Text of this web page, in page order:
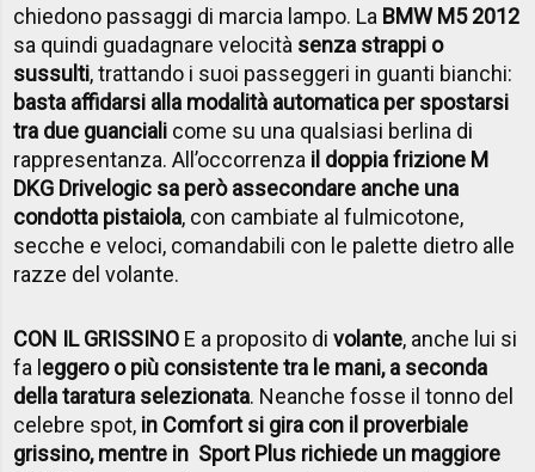
chiedono passaggi di marcia lampo. La BMW M5 2012
sa quindi guadagnare velocità senza strappi o
sussulti, trattando i suoi passeggeri in guanti bianchi:
basta affidarsi alla modalità automatica per spostarsi
tra due guanciali come su una qualsiasi berlina di
rappresentanza. All’occorrenza il doppia frizione M
DKG Drivelogic sa però assecondare anche una
condotta pistaiola, con cambiate al fulmicotone,
secche e veloci, comandabili con le palette dietro alle
razze del volante.
CON IL GRISSINO E a proposito divolante, anche lui si
fa leggero o più consistente tra le mani, a seconda
della taratura selezionata. Neanche fosse il tonno del
celebre spot, in Comfort si gira con il proverbiale
grissino, mentre in Sport Plus richiede un maggiore